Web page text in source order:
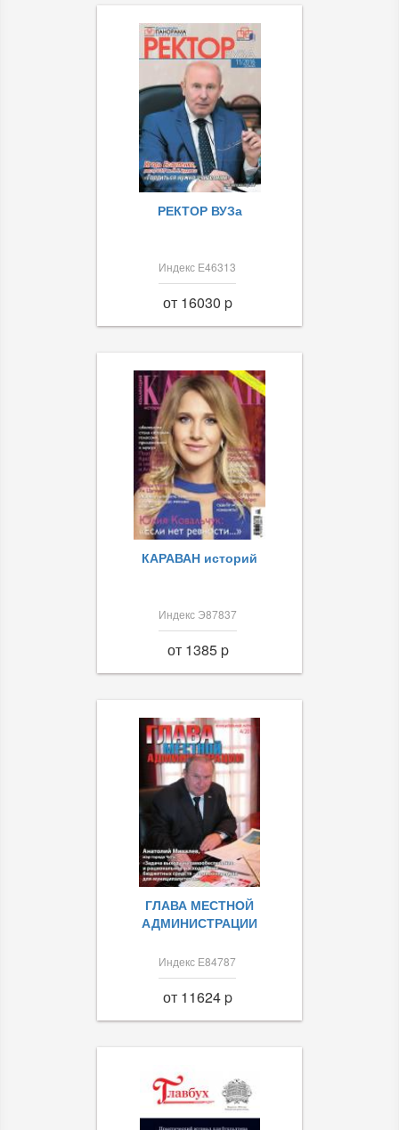
РЕКТОР ВУЗа
Индекс Е46313
от 16030 p
КАРАВАН историй
Индекс Э87837
от 1385 p
ГЛАВА МЕСТНОЙ
АДМИНИСТРАЦИИ
Индекс Е84787
от 11624 p